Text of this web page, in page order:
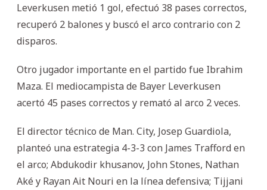
Leverkusen metió 1 gol, efectuó 38 pases correctos,
recuperó 2 balones y buscó el arco contrario con 2
disparos.
Otro jugador importante en el partido fue Ibrahim
Maza. El mediocampista de Bayer Leverkusen
acertó 45 pases correctos y remató al arco 2 veces.
El director técnico de Man. City, Josep Guardiola,
planteó una estrategia 4-3-3 con James Trafford en
el arco; Abdukodir khusanov, John Stones, Nathan
Aké y Rayan Ait Nouri en la línea defensiva; Tijjani